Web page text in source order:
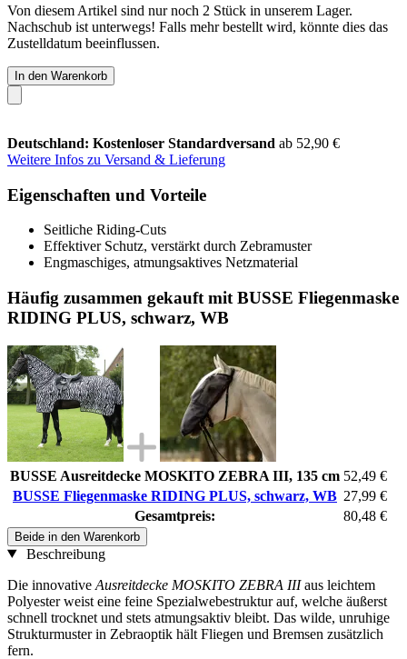
Von diesem Artikel sind nur noch 2 Stück in unserem Lager.
Nachschub ist unterwegs! Falls mehr bestellt wird, könnte dies das
Zustelldatum beeinflussen.
In den Warenkorb
Deutschland: Kostenloser Standardversand ab 52,90 €
Weitere Infos zu Versand & Lieferung
Eigenschaften und Vorteile
Seitliche Riding-Cuts
Effektiver Schutz, verstärkt durch Zebramuster
Engmaschiges, atmungsaktives Netzmaterial
Häufig zusammen gekauft mit BUSSE Fliegenmaske
RIDING PLUS, schwarz, WB
BUSSE Ausreitdecke MOSKITO ZEBRA III, 135 cm 52,49 €
BUSSE Fliegenmaske RIDING PLUS, schwarz, WB 27,99 €
Gesamtpreis:
80,48 €
Beide in den Warenkorb
Beschreibung
Die innovative Ausreitdecke MOSKITO ZEBRA IIIaus leichtem
Polyester weist eine feine Spezialwebestruktur auf, welche äußerst
schnell trocknet und stets atmungsaktiv bleibt. Das wilde, unruhige
Strukturmuster in Zebraoptik hält Fliegen und Bremsen zusätzlich
fern.